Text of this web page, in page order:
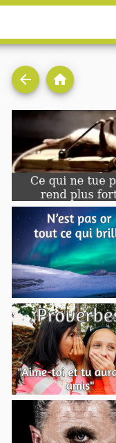
arrow_back home